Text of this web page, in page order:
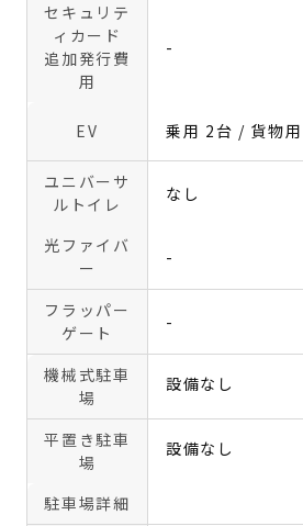
セキュリテ
ィカード
追加発行費
用
-
EV 乗用 2台 / 貨物
ユニバーサ
ルトイレ
なし
光ファイバ
ー
-
フラッパー
ゲート
-
機械式駐車
場
設備なし
平置き駐車
場
設備なし
駐車場詳細